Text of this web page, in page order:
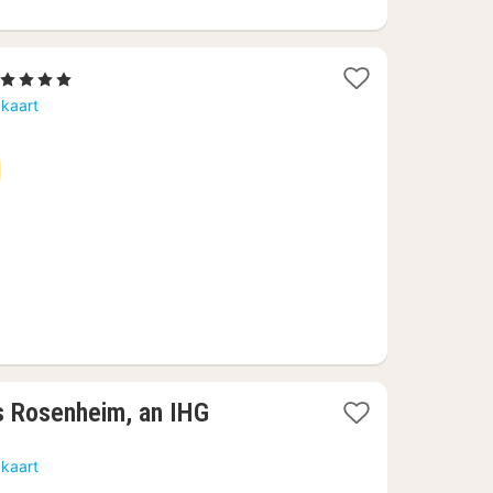
1
nacht
, 4 Sterren
an IHG